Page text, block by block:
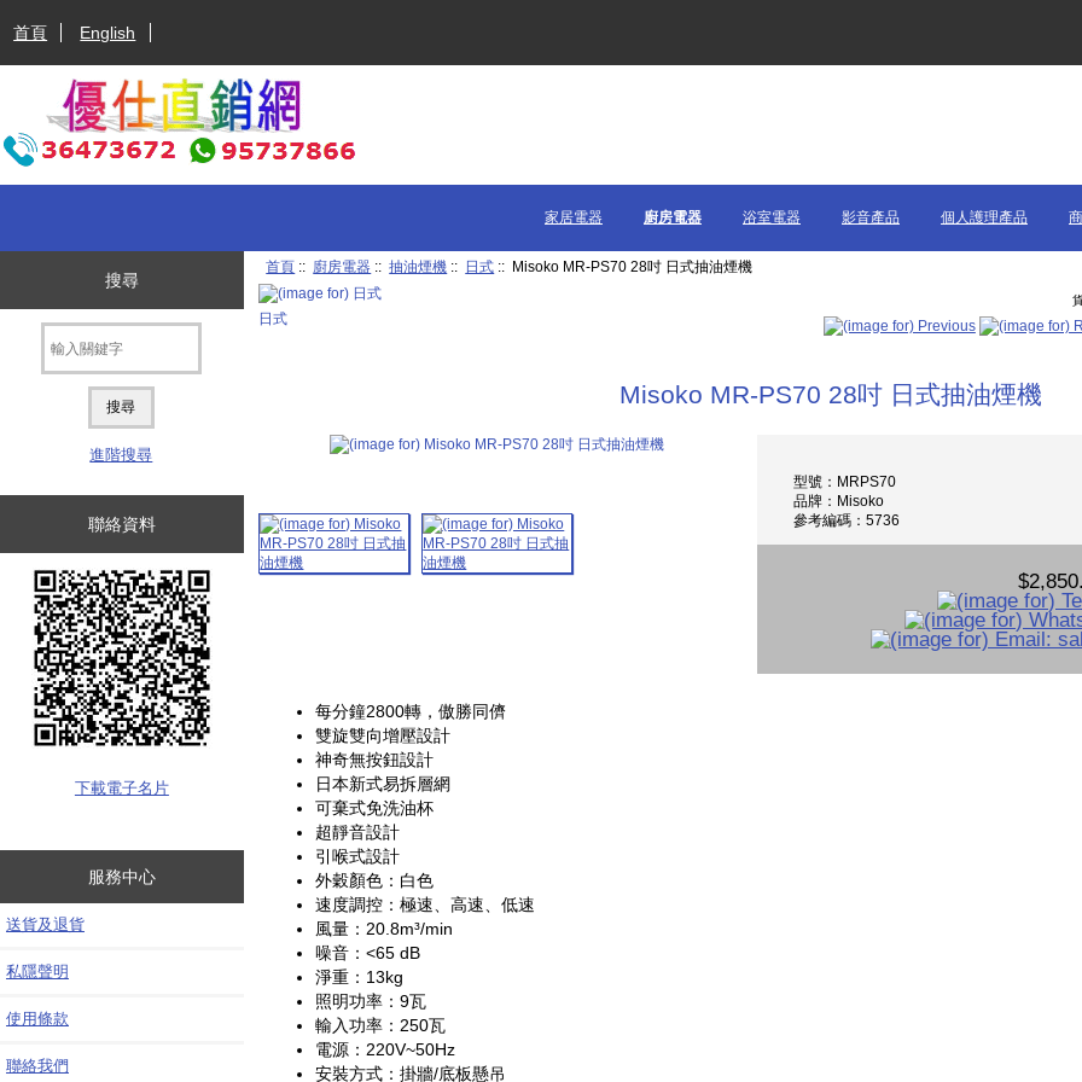
首頁 English
家居電器 廚房電器 浴室電器 影音產品 個人護理產品
搜尋
進階搜尋
聯絡資料
下載電子名片
服務中心
送貨及退貨
私隱聲明
使用條款
聯絡我們
首頁 :: 廚房電器 ::抽油煙機 :: 日式 :: Misoko MR-PS70 28吋 日式抽油煙機
日式
Misoko MR-PS70 28吋 日式抽油煙機
型號：MRPS70
品牌：Misoko
參考編碼：5736
每分鐘2800轉，傲勝同儕
雙旋雙向增壓設計
神奇無按鈕設計
日本新式易拆層網
可棄式免洗油杯
超靜音設計
引喉式設計
外穀顏色：白色
速度調控：極速、高速、低速
風量：20.8m³/min
噪音：<65 dB
淨重：13kg
照明功率：9瓦
輸入功率：250瓦
電源：220V~50Hz
安裝方式：掛牆/底板懸吊